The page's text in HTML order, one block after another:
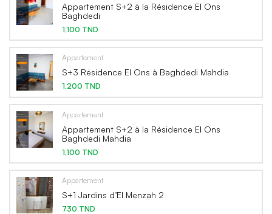
Appartement S+2 à la Résidence El Ons
Baghdedi
1,100 TND
Appartement
S+3 Résidence El Ons à Baghdedi Mahdia
1,200 TND
Appartement
Appartement S+2 à la Résidence El Ons
Baghdedi Mahdia
1,100 TND
Appartement
S+1 Jardins d’El Menzah 2
730 TND